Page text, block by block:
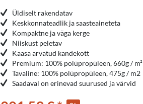
Üldiselt rakendatav
Keskkonnateadlik ja saasteaineteta
Kompaktne ja väga kerge
Niiskust peletav
Kaasa arvatud kandekott
Premium: 100% polüpropüleen, 660g / m²
Tavaline: 100% polüpropüleen, 475g / m2
Saadaval on erinevad suurused ja värvid